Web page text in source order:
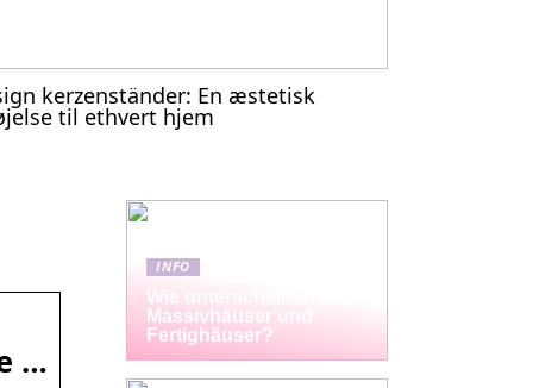
kerzenständer: En æstetisk
til ethvert hjem
…
INFO
Wie unterscheiden sich
Massivhäuser und
Fertighäuser?